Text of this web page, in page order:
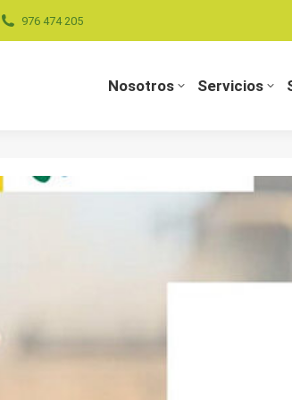
976 474 205
Nosotros Servicios